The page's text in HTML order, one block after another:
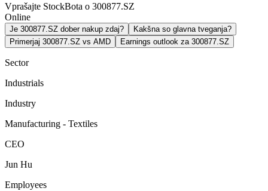
Vprašajte StockBota o 300877.SZ
Online
Je 300877.SZ dober nakup zdaj?
Kakšna so glavna tveganja?
Primerjaj 300877.SZ vs AMD
Earnings outlook za 300877.SZ
Sector
Industrials
Industry
Manufacturing - Textiles
CEO
Jun Hu
Employees